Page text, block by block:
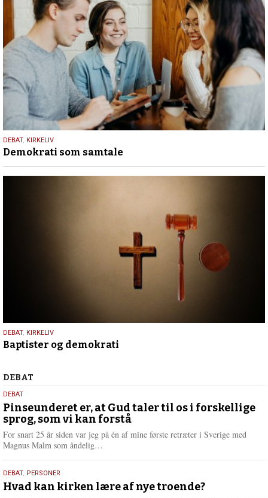
18.
maj
2026
DEBAT, KIRKELIV
Demokrati som samtale
18.
maj
DEBAT, KIRKELIV
Baptister og demokrati
Debat
DEBAT
5.
august
2026
DEBAT
Pinseunderet er, at Gud taler til os i forskellige
sprog, som vi kan forstå
For snart 25 år siden var jeg på én af mine første retræter i Sverige med
Magnus Malm som åndelig…
e
25.
juli
DEBAT, PERSONER
Hvad kan kirken lære af nye troende?